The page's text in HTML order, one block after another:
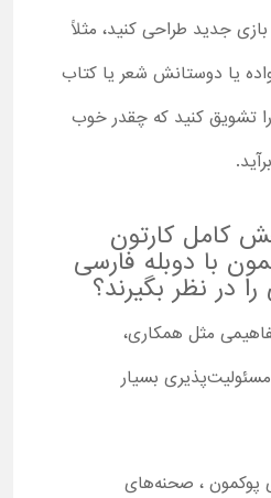
جدید طراحی کنید، مثلاً
یا دوستانش شعر یا کتاب
را تشویق کنید که چقدر خوب
کامل کارتون
با دوبله فارسی
در نظر بگیرند؟
مثل همکاری،
بسیار
پوکمون ، صحنه‌های